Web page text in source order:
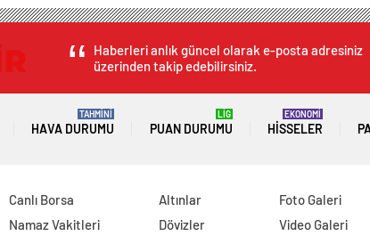
Haberleri anlık güncel olarak e-posta adresiniz
üzerinden takip edebilirsiniz.
HAVA DURUMU
TAHMİNİ
PUAN DURUMU
LİG
HISSELER
EKONOMİ
Canlı Borsa
Namaz Vakitleri
Altınlar
Dövizler
Foto Galeri
Video Galeri